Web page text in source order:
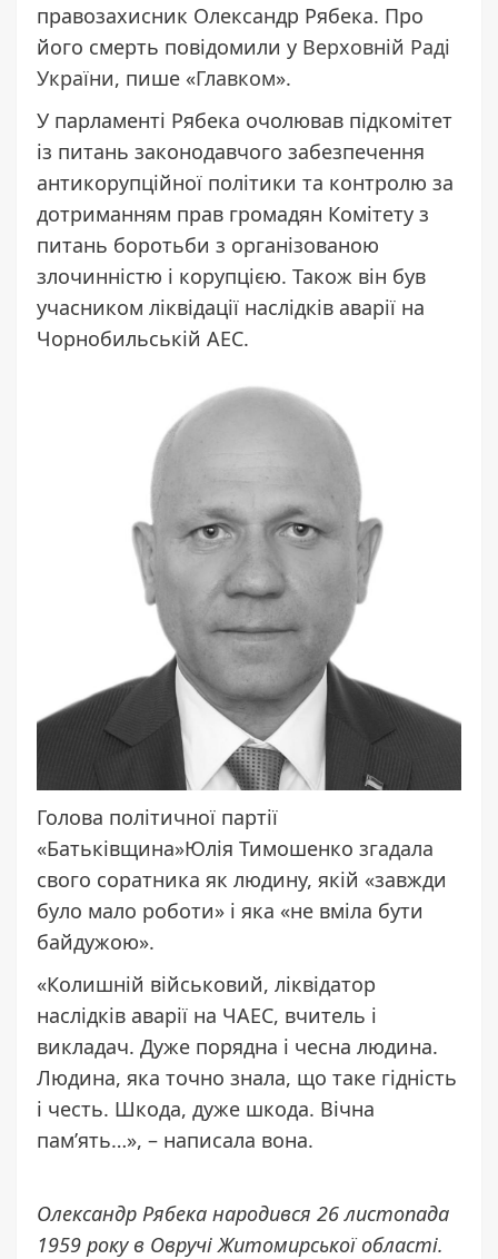
правозахисник Олександр Рябека. Про
його смерть повідомили у Верховній Раді
України, пише «Главком».
У парламенті Рябека очолював підкомітет
із питань законодавчого забезпечення
антикорупційної політики та контролю за
дотриманням прав громадян Комітету з
питань боротьби з організованою
злочинністю і корупцією. Також він був
учасником ліквідації наслідків аварії на
Чорнобильській АЕС.
Голова політичної партії
«Батьківщина»Юлія Тимошенко згадала
свого соратника як людину, якій «завжди
було мало роботи» і яка «не вміла бути
байдужою».
«Колишній військовий, ліквідатор
наслідків аварії на ЧАЕС, вчитель і
викладач. Дуже порядна і чесна людина.
Людина, яка точно знала, що таке гідність
і честь. Шкода, дуже шкода. Вічна
пам’ять…», – написала вона.
Олександр Рябека народився 26 листопада
1959 року в Овручі Житомирської області.